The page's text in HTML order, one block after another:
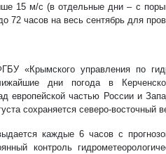
15 м/с (в отдельные дни – с
72 часов на весь сентябрь для
«Крымского управления по
дни погода в
европейской частью России и
сохраняется северо-восточный
каждые 6 часов с
контроль